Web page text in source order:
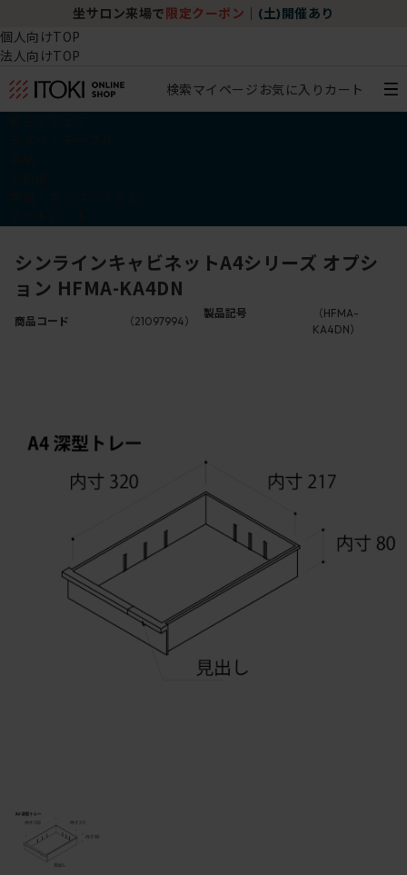
坐サロン来場で 限定クーポン (土)開催あり
個人向けTOP
法人向けTOP
検索マイページ お気に入り カート
シンラインキャビネットA4シリーズ オプシ
ョン HFMA-KA4DN
商品コード （21097994）
製品記号
（HFMA-
KA4DN）